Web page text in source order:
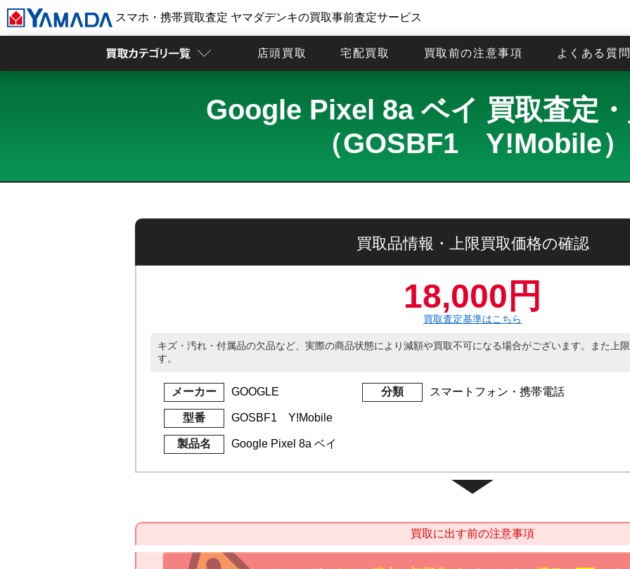
スマホ・携帯買取査定 ヤマダデンキの買取事前査定サービス
店頭買取 宅配買取 買取前の注意事項 よくある質
Google Pixel 8a ベイ 買取査定
（GOSBF1 Y!Mobile）
買取品情報・上限買取価格の確認
18,000円
買取査定基準はこちら
キズ・汚れ・付属品の欠品など、実際の商品状態により減額や買取不可になる場合がございます。また上
す。
メーカー GOOGLE 分類 スマートフォン・携帯電話
型番 GOSBF1 Y!Mobile
製品名 Google Pixel 8a ベイ
買取に出す前の注意事項